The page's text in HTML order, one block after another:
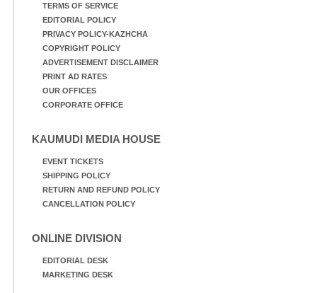
TERMS OF SERVICE
EDITORIAL POLICY
PRIVACY POLICY-KAZHCHA
COPYRIGHT POLICY
ADVERTISEMENT DISCLAIMER
PRINT AD RATES
OUR OFFICES
CORPORATE OFFICE
KAUMUDI MEDIA HOUSE
EVENT TICKETS
SHIPPING POLICY
RETURN AND REFUND POLICY
CANCELLATION POLICY
ONLINE DIVISION
EDITORIAL DESK
MARKETING DESK